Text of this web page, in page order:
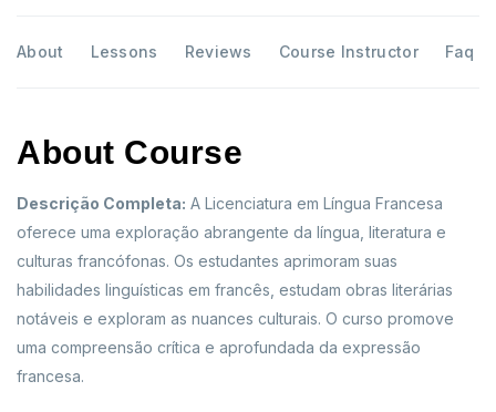
About Lessons Reviews Course Instructor Faq
About Course
Descrição Completa: A Licenciatura em Língua Francesa
oferece uma exploração abrangente da língua, literatura e
culturas francófonas. Os estudantes aprimoram suas
habilidades linguísticas em francês, estudam obras literárias
notáveis e exploram as nuances culturais. O curso promove
uma compreensão crítica e aprofundada da expressão
francesa.